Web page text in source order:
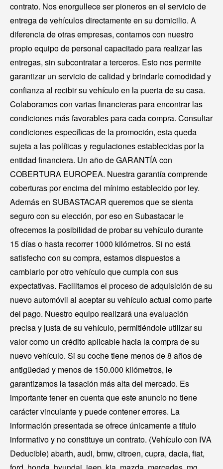
contrato. Nos enorgullece ser pioneros en el servicio de
entrega de vehículos directamente en su domicilio. A
diferencia de otras empresas, contamos con nuestro
propio equipo de personal capacitado para realizar las
entregas, sin subcontratar a terceros. Esto nos permite
garantizar un servicio de calidad y brindarle comodidad y
confianza al recibir su vehículo en la puerta de su casa.
Colaboramos con varias financieras para encontrar las
condiciones más favorables para cada compra. Consultar
condiciones específicas de la promoción, esta queda
sujeta a las políticas y regulaciones establecidas por la
entidad financiera. Un año de GARANTÍA con
COBERTURA EUROPEA. Nuestra garantía comprende
coberturas por encima del mínimo establecido por ley.
Además en SUBASTACAR queremos que se sienta
seguro con su elección, por eso en Subastacar le
ofrecemos la posibilidad de probar su vehículo durante
15 días o hasta recorrer 1000 kilómetros. Si no está
satisfecho con su compra, estamos dispuestos a
cambiarlo por otro vehículo que cumpla con sus
expectativas. Facilitamos el proceso de adquisición de su
nuevo automóvil al aceptar su vehículo actual como parte
del pago. Nuestro equipo realizará una evaluación
precisa y justa de su vehículo, permitiéndole utilizar su
valor como un crédito aplicable hacia la compra de su
nuevo vehículo. Si su coche tiene menos de 8 años de
antigüedad y menos de 150.000 kilómetros, le
garantizamos la tasación más alta del mercado. Es
importante tener en cuenta que este anuncio no tiene
carácter vinculante y puede contener errores. La
información presentada se ofrece únicamente a título
informativo y no constituye un contrato. (Vehículo con IVA
Deducible) abarth, audi, bmw, citroen, cupra, dacia, fiat,